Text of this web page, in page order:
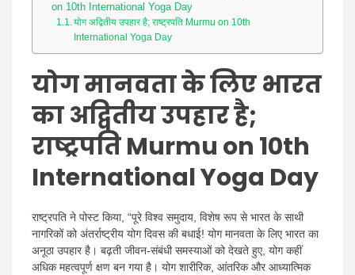
on 10th International Yoga Day
योग अद्वितीय उपहार है; राष्ट्रपति Murmu on 10th
International Yoga Day
योग मानवता के लिए भारत
का अद्वितीय उपहार है;
राष्ट्रपति Murmu on 10th
International Yoga Day
राष्ट्रपति ने पोस्ट किया, “पूरे विश्व समुदाय, विशेष रूप से भारत के साथी
नागरिकों को अंतर्राष्ट्रीय योग दिवस की बधाई! योग मानवता के लिए भारत का
अनूठा उपहार है। बढ़ती जीवन-संबंधी समस्याओं को देखते हुए, योग कहीं
अधिक महत्वपूर्ण क्षण बन गया है। योग शारीरिक, आंतरिक और आध्यात्मिक